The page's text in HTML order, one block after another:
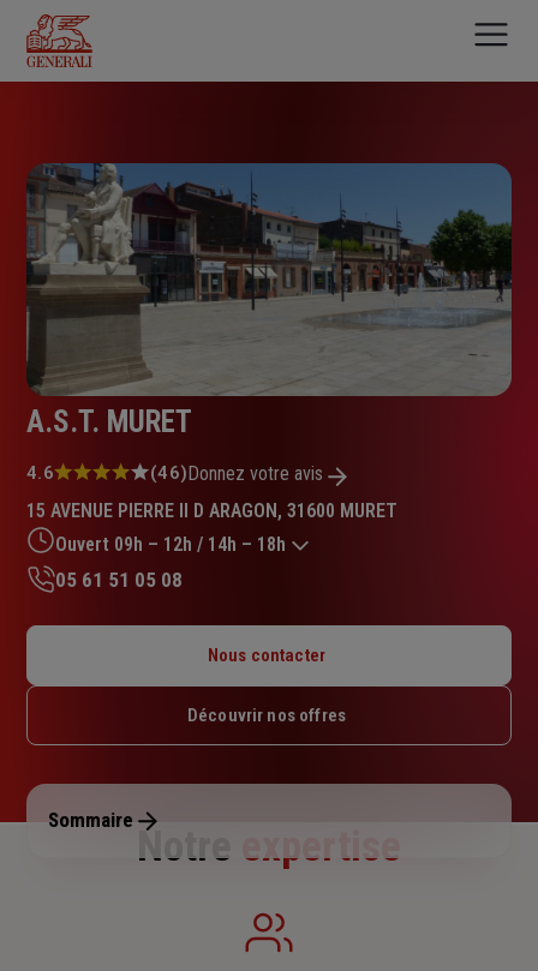
contenu
principal
A.S.T. MURET
Note
4.6
sur
5
étoiles
4.6 (46)Donnez votre avis
15 AVENUE PIERRE II D ARAGON, 31600 MURET
Ouvert 09h – 12h / 14h – 18h
Mardi : 09h – 12h / 14h – 18h
Jeudi : 09h – 12h / 14h – 18h
Dimanche : Fermé
05 61 51 05 08
Nous contacter
Découvrir nos offres
Sommaire
Notre expertise